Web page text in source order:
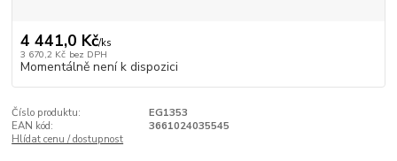
4 441,0 Kč/ks
3 670,2 Kč bez DPH
Momentálně není k dispozici
Číslo produktu:
EG1353
EAN kód:
3661024035545
Hlídat cenu / dostupnost